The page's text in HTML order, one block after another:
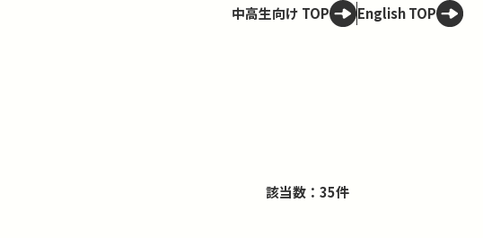
中高生向け TOP English TOP
該当数：35件